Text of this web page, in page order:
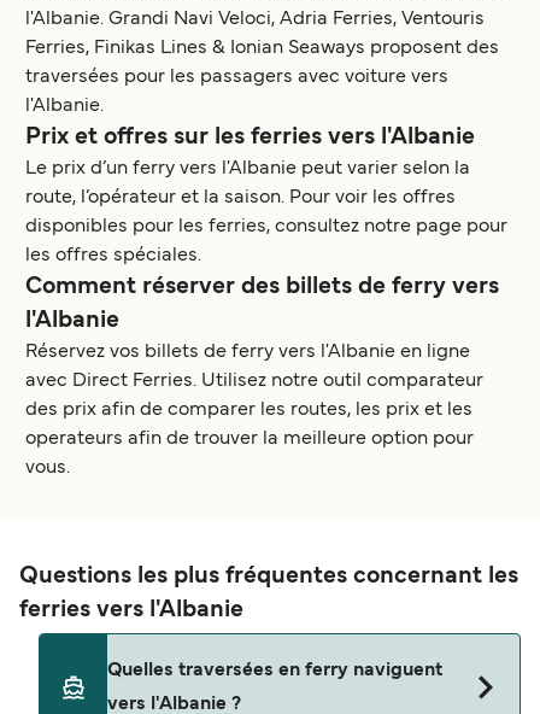
l'Albanie. Grandi Navi Veloci, Adria Ferries, Ventouris
Ferries, Finikas Lines & Ionian Seaways proposent des
traversées pour les passagers avec voiture vers
l'Albanie.
Prix et offres sur les ferries vers l'Albanie
Le prix d’un ferry vers l'Albanie peut varier selon la
route, l’opérateur et la saison. Pour voir les offres
disponibles pour les ferries, consultez notre page pour
les offres spéciales.
Comment réserver des billets de ferry vers
l'Albanie
Réservez vos billets de ferry vers l'Albanie en ligne
avec Direct Ferries. Utilisez notre outil comparateur
des prix afin de comparer les routes, les prix et les
operateurs afin de trouver la meilleure option pour
vous.
Questions les plus fréquentes concernant les
ferries vers l'Albanie
Quelles traversées en ferry naviguent
vers l'Albanie ?